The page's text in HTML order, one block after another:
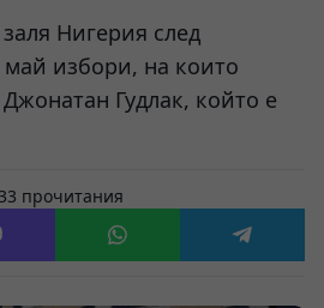
Нигерия след
избори, на които
Гудлак, който е
прочитания